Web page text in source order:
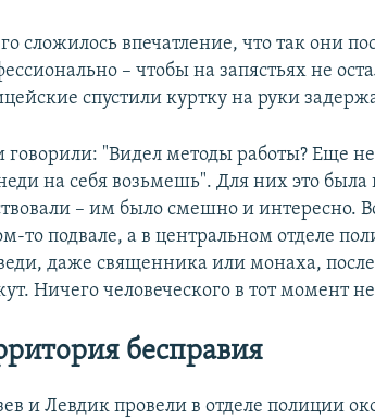
сложилось впечатление, что так они
– чтобы на запястьях не
спустили куртку на руки
говорили: "Видел методы работы? Еще
на себя возьмешь". Для них это
– им было смешно и интересно.
то подвале, а в центральном отделе
даже священника или монаха,
Ничего человеческого в тот момент
бесправия
и Левдик провели в отделе полиции